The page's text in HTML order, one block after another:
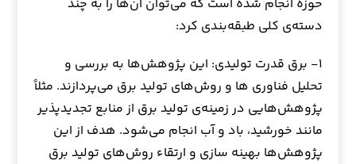
حوزه انجام شده است که می‌توان آن‌ها را به چند
دسته‌ی کلی طبقه‌بندی کرد:
۱- برق قدرت تولیدی: این پژوهش‌ها به بررسی و
تحلیل فناوری ها و روش‌های تولید برق می‌پردازند. مثلاً
پژوهش‌هایی در زمینه‌ی تولید برق از منابع تجدیدپذیر
مانند خورشید، باد و آب انجام می‌شود. هدف از این
پژوهش‌ها بهینه سازی و ارتقاء روش‌های تولید برق